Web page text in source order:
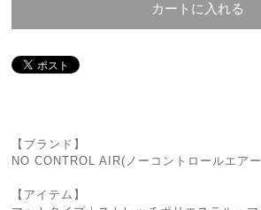
カートに入れる
【ブランド】
NO CONTROL AIR(ノーコントロールエア
【アイテム】